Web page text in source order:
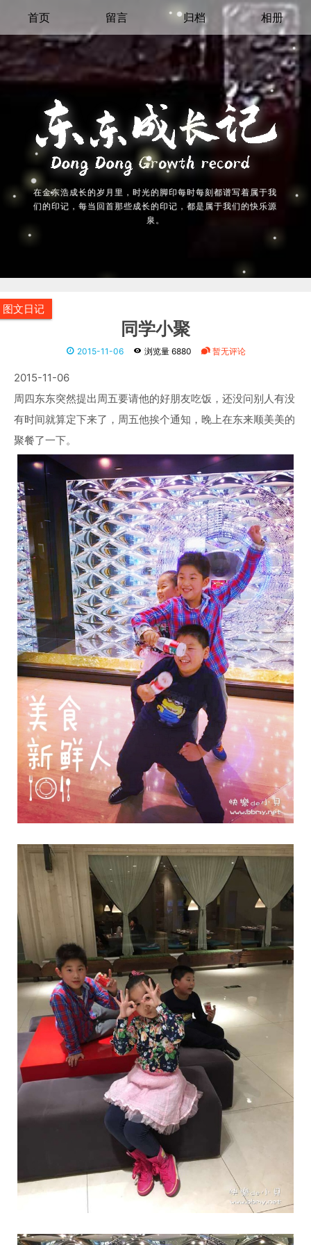
首页 留言 归档 相册
在金东浩成长的岁月里，时光的脚印每时每刻都谱写着属于我
们的印记，每当回首那些成长的印记，都是属于我们的快乐源
泉。
图文日记
同学小聚
2015-11-06 浏览量 6880 暂无评论
2015-11-06
周四东东突然提出周五要请他的好朋友吃饭，还没问别人有没
有时间就算定下来了，周五他挨个通知，晚上在东来顺美美的
聚餐了一下。